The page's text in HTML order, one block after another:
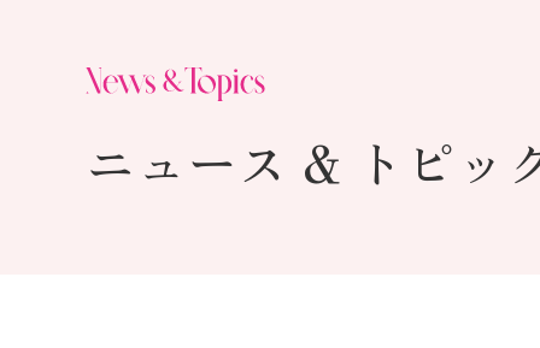
ニュース & トピッ